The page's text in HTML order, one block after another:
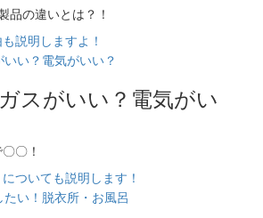
品の違いとは？！
説明しますよ！
スがいい？電気がい
〇！
ついても説明します！